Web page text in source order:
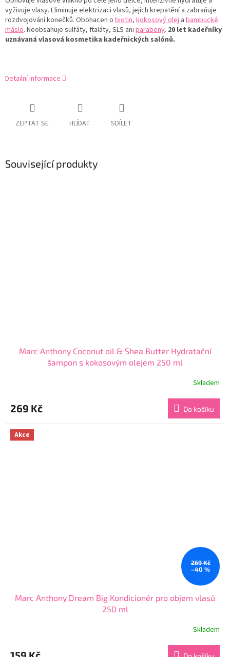
vyživuje vlasy. Eliminuje elektrizaci vlasů, jejich krepatění a zabraňuje
rozdvojování konečků. Obohacen o biotin, kokosový olej a bambucké
máslo. Neobsahuje sulfáty, ftaláty, SLS ani parabeny. 20 let kadeřníky
uznávaná vlasová kosmetika kadeřnických salónů.
Detailní informace
ZEPTAT SE HLÍDAT SDÍLET
Související produkty
Marc Anthony Coconut oil & Shea Butter Hydratační
šampon s kokosovým olejem 250 ml
produktu
je
4,2
5
Skladem
269 Kč Do košíku
Akce
269 Kč
–40 %
Marc Anthony Dream Big Kondicionér pro objem vlasů
250 ml
produktu
Skladem